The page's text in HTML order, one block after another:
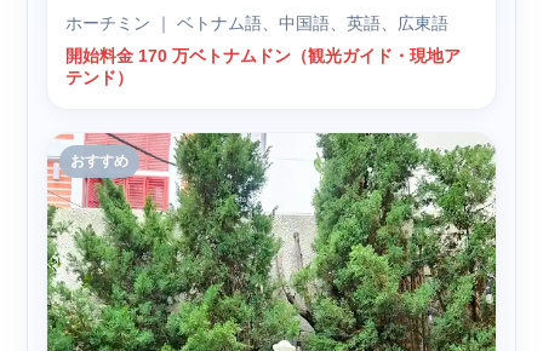
ホーチミン ｜ ベトナム語、中国語、英語、広東語
開始料金 170 万ベトナムドン（観光ガイド・現地ア
テンド）
おすすめ